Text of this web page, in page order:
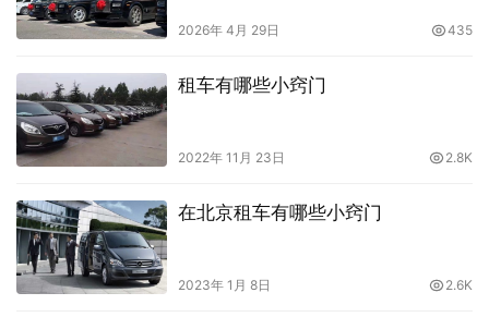
2026年 4月 29日 435
租车有哪些小窍门
2022年 11月 23日 2.8K
在北京租车有哪些小窍门
2023年 1月 8日 2.6K